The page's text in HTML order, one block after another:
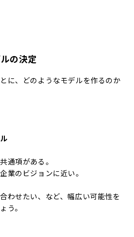
の決定
に、どのようなモデルを作るのか
通項がある。
業のビジョンに近い。
わせたい、など、幅広い可能性を
う。